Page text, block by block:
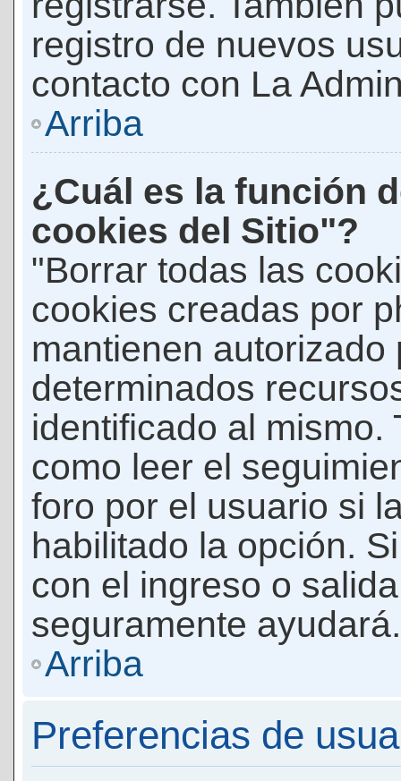
registro de nuevos
contacto con La
Arriba
¿Cuál es la función
cookies del Sitio"?
"Borrar todas las
cookies creadas por
mantienen autorizado
determinados
identificado al mismo.
como leer el
foro por el usuario si
habilitado la opción.
con el ingreso o
seguramente ayudará.
Arriba
Preferencias de